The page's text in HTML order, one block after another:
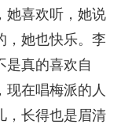
她喜欢听，她说
，她也快乐。李
是真的喜欢自
现在唱梅派的人
，长得也是眉清